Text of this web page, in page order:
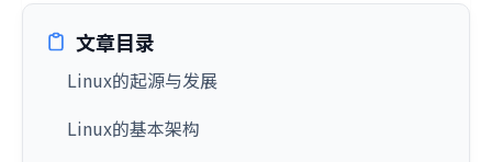
文章目录
Linux的起源与发展
Linux的基本架构